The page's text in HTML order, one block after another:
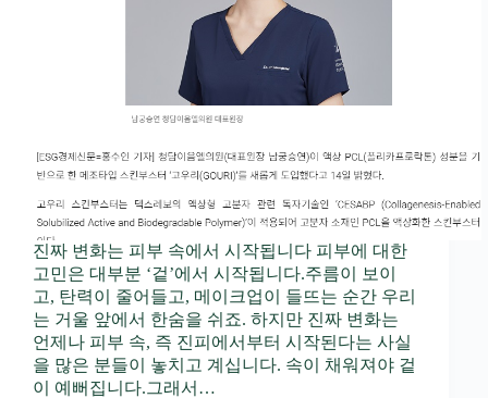
진짜 변화는 피부 속에서 시작됩니다 피부에 대한
고민은 대부분 ‘겉’에서 시작됩니다.주름이 보이
고, 탄력이 줄어들고, 메이크업이 들뜨는 순간 우리
는 거울 앞에서 한숨을 쉬죠. 하지만 진짜 변화는
언제나 피부 속, 즉 진피에서부터 시작된다는 사실
을 많은 분들이 놓치고 계십니다. 속이 채워져야 겉
이 예뻐집니다.그래서…